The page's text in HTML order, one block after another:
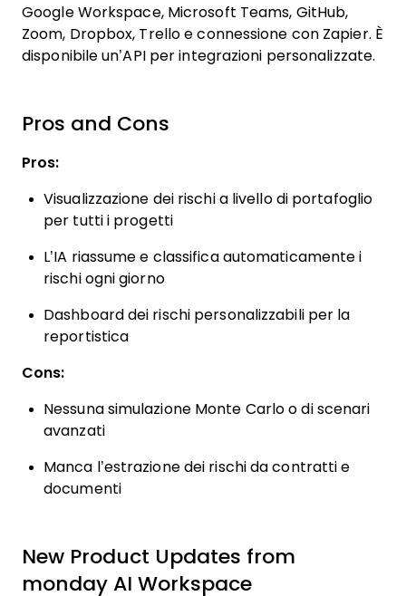
Google Workspace, Microsoft Teams, GitHub,
Zoom, Dropbox, Trello e connessione con Zapier. È
disponibile un’API per integrazioni personalizzate.
Pros and Cons
Pros:
Visualizzazione dei rischi a livello di portafoglio
per tutti i progetti
L’IA riassume e classifica automaticamente i
rischi ogni giorno
Dashboard dei rischi personalizzabili per la
reportistica
Cons:
Nessuna simulazione Monte Carlo o di scenari
avanzati
Manca l’estrazione dei rischi da contratti e
documenti
New Product Updates from
monday AI Workspace